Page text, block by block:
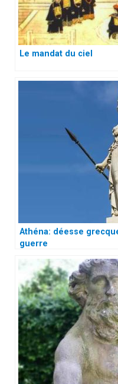
Le mandat du ciel
Athéna: déesse
guerre